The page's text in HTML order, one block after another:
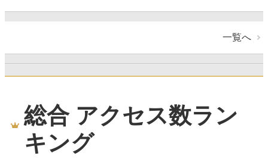
一覧へ
総合 アクセス数ラン
キング